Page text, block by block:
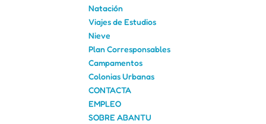
Natación
Viajes de Estudios
Nieve
Plan Corresponsables
Campamentos
Colonias Urbanas
CONTACTA
EMPLEO
SOBRE ABANTU